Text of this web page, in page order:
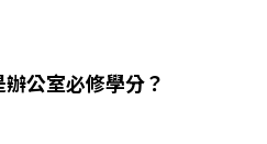
公室必修學分？